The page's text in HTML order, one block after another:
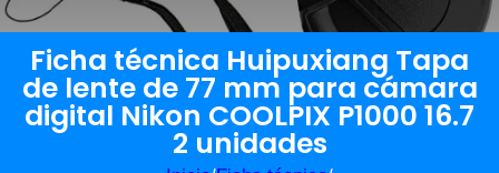
Ficha técnica Huipuxiang Tapa
de lente de 77 mm para cámara
digital Nikon COOLPIX P1000 16.7
2 unidades